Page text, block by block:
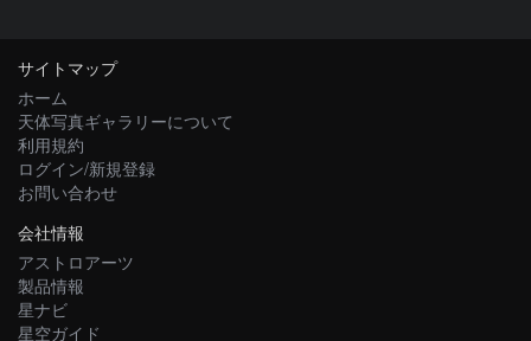
サイトマップ
ホーム
天体写真ギャラリーについて
利用規約
ログイン/新規登録
お問い合わせ
会社情報
アストロアーツ
製品情報
星ナビ
星空ガイド